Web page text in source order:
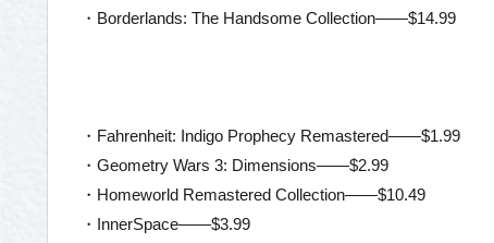
・Borderlands: The Handsome Collection——$14.99
・Fahrenheit: Indigo Prophecy Remastered——$1.99
・Geometry Wars 3: Dimensions——$2.99
・Homeworld Remastered Collection——$10.49
・InnerSpace——$3.99